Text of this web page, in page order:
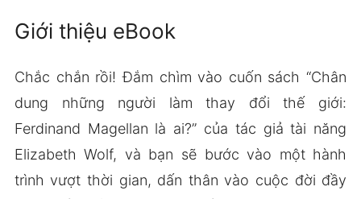
Giới thiệu eBook
Chắc chắn rồi! Đắm chìm vào cuốn sách “Chân
dung những người làm thay đổi thế giới:
Ferdinand Magellan là ai?” của tác giả tài năng
Elizabeth Wolf, và bạn sẽ bước vào một hành
trình vượt thời gian, dấn thân vào cuộc đời đầy